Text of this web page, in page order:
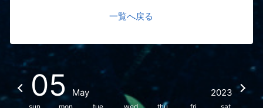
一覧へ戻る
05 May 2023